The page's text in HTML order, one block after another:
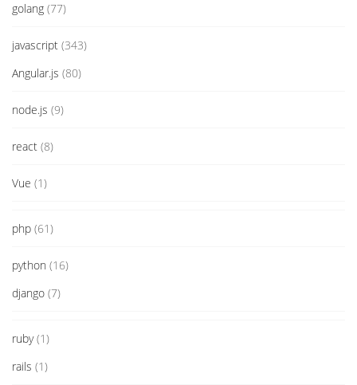
golang (77)
javascript (343)
Angular.js (80)
node.js (9)
react (8)
Vue (1)
php (61)
python (16)
django (7)
ruby(1)
rails (1)